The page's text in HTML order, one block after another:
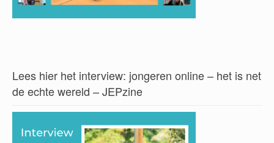
Lees hier het interview: jongeren online – het is net
de echte wereld – JEPzine